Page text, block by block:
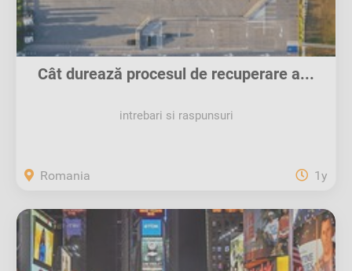
Cât durează procesul de recuperare a...
intrebari si raspunsuri
Romania 1y